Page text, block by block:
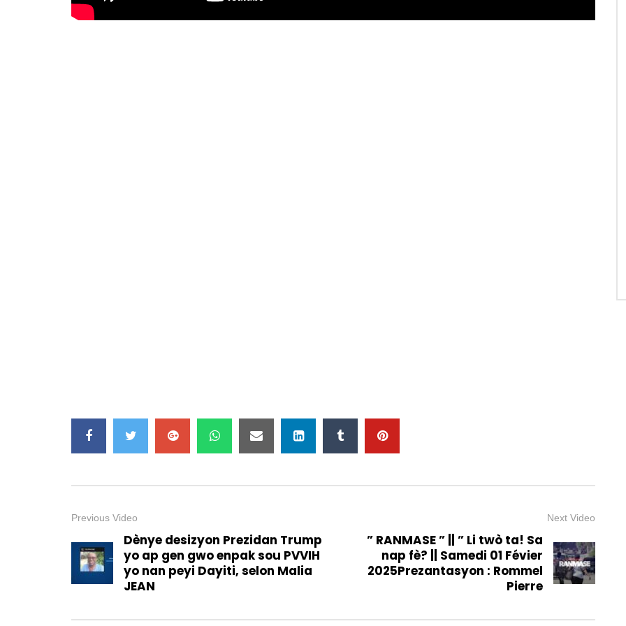
Previous Video
Dènye desizyon Prezidan Trump
yo ap gen gwo enpak sou PVVIH
yo nan peyi Dayiti, selon Malia
JEAN
Next Video
” RANMASE ” || ” Li twò ta! Sa
nap fè? || Samedi 01 Févier
2025Prezantasyon : Rommel
Pierre